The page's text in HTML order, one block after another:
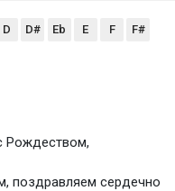
D D# Eb E F
F#
Рождеством,
поздравляем сердечно